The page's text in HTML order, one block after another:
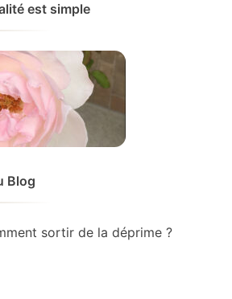
est simple
Blog
sortir de la déprime ?